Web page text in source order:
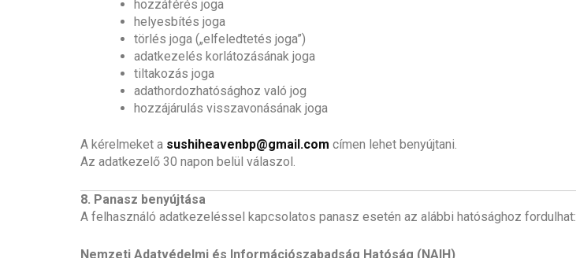
hozzáférés joga
helyesbítés joga
törlés joga („elfeledtetés joga”)
adatkezelés korlátozásának joga
tiltakozás joga
adathordozhatósághoz való jog
hozzájárulás visszavonásának joga
A kérelmeket a sushiheavenbp@gmail.com címen lehet benyújtani.
Az adatkezelő 30 napon belül válaszol.
8. Panasz benyújtása
A felhasználó adatkezeléssel kapcsolatos panasz esetén az alábbi hatósághoz fordulhat:
Nemzeti Adatvédelmi és Információszabadság Hatóság (NAIH)